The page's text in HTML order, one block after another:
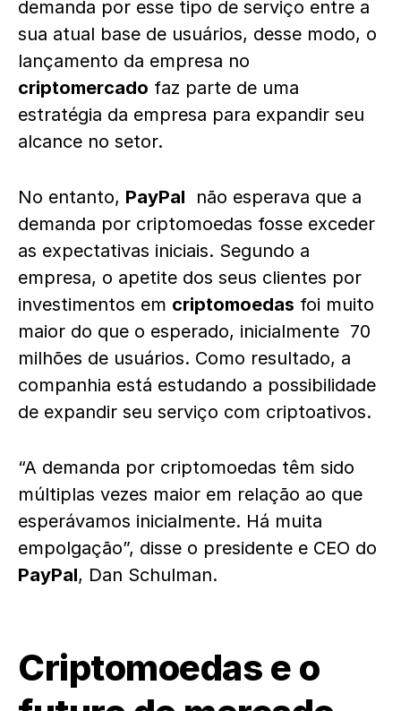
demanda por esse tipo de serviço entre a
sua atual base de usuários, desse modo, o
lançamento da empresa no
criptomercado faz parte de uma
estratégia da empresa para expandir seu
alcance no setor.
No entanto, PayPal não esperava que a
demanda por criptomoedas fosse exceder
as expectativas iniciais. Segundo a
empresa, o apetite dos seus clientes por
investimentos em criptomoedas foi muito
maior do que o esperado, inicialmente 70
milhões de usuários. Como resultado, a
companhia está estudando a possibilidade
de expandir seu serviço com criptoativos.
“A demanda por criptomoedas têm sido
múltiplas vezes maior em relação ao que
esperávamos inicialmente. Há muita
empolgação”, disse o presidente e CEO do
PayPal, Dan Schulman.
Criptomoedas e o